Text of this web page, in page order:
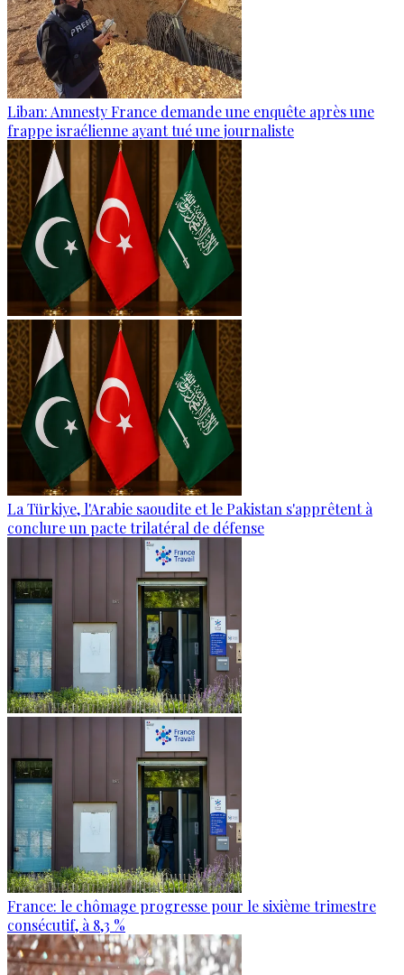
Liban: Amnesty France demande une enquête après une
frappe israélienne ayant tué une journaliste
La Türkiye, l'Arabie saoudite et le Pakistan s'apprêtent à
conclure un pacte trilatéral de défense
France: le chômage progresse pour le sixième trimestre
consécutif, à 8,3 %